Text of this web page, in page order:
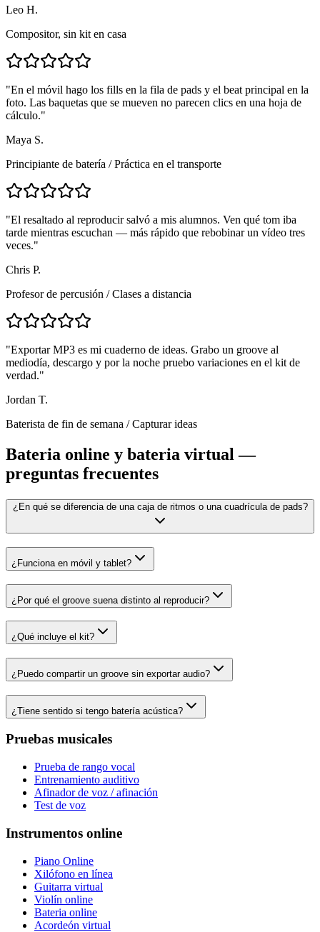
Leo H.
Compositor, sin kit en casa
"En el móvil hago los fills en la fila de pads y el beat principal en la
foto. Las baquetas que se mueven no parecen clics en una hoja de
cálculo."
Maya S.
Principiante de batería /Práctica en el transporte
"El resaltado al reproducir salvó a mis alumnos. Ven qué tom iba
tarde mientras escuchan — más rápido que rebobinar un vídeo tres
veces."
Chris P.
Profesor de percusión /Clases a distancia
"Exportar MP3 es mi cuaderno de ideas. Grabo un groove al
mediodía, descargo y por la noche pruebo variaciones en el kit de
verdad."
Jordan T.
Baterista de fin de semana /Capturar ideas
Bateria online y bateria virtual —
preguntas frecuentes
¿En qué se diferencia de una caja de ritmos o una cuadrícula de pads?
¿Funciona en móvil y tablet?
¿Por qué el groove suena distinto al reproducir?
¿Qué incluye el kit?
¿Puedo compartir un groove sin exportar audio?
¿Tiene sentido si tengo batería acústica?
Pruebas musicales
Prueba de rango vocal
Entrenamiento auditivo
Afinador de voz / afinación
Test de voz
Instrumentos online
Piano Online
Xilófono en línea
Guitarra virtual
Violín online
Bateria online
Acordeón virtual